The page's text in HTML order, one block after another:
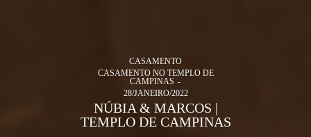
CASAMENTO
CASAMENTO NO TEMPLO DE
CAMPINAS
28/JANEIRO/2022
NÚBIA & MARCOS |
TEMPLO DE CAMPINAS